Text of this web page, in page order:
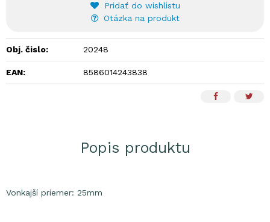
Pridať do wishlistu
Otázka na produkt
Obj. čislo: 20248
EAN: 8586014243838
Popis produktu
Vonkajší priemer: 25mm